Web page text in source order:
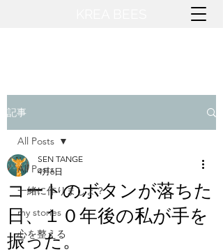
記事
All Posts
一緒に作りましょ？
my stories
心を整える
All Posts
コートのボタンが落ちた
日、１０年後の私が手を
振った。
SEN TANGE
4月6日